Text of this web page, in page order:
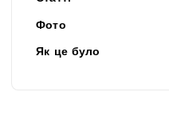
Фото
Як це було